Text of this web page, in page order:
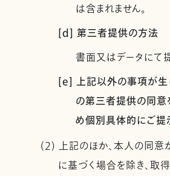
は含まれません。
[d] 第三者提供の方法
書面又はデータにて
[e] 上記以外の事項が生
の第三者提供の同意
め個別具体的にご提
(2) 上記のほか、本人の同意
に基づく場合を除き、取